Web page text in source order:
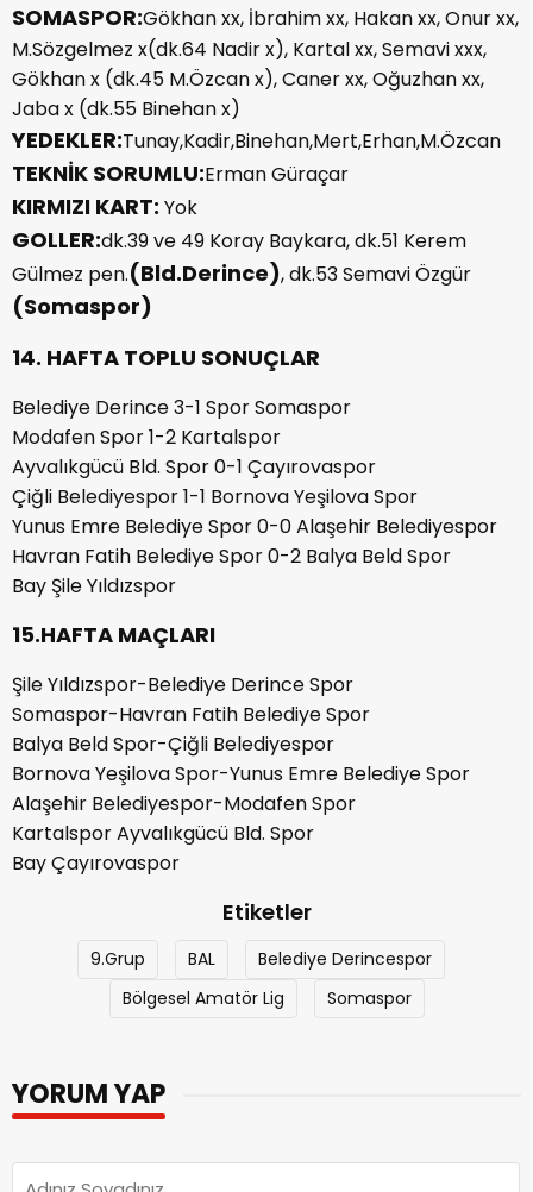
SOMASPOR:Gökhan xx, İbrahim xx, Hakan xx, Onur xx,
M.Sözgelmez x(dk.64 Nadir x), Kartal xx, Semavi xxx,
Gökhan x (dk.45 M.Özcan x), Caner xx, Oğuzhan xx,
Jaba x (dk.55 Binehan x)
YEDEKLER:Tunay,Kadir,Binehan,Mert,Erhan,M.Özcan
TEKNİK SORUMLU:Erman Güraçar
KIRMIZI KART: Yok
GOLLER:dk.39 ve 49 Koray Baykara, dk.51 Kerem
Gülmez pen.(Bld.Derince), dk.53 Semavi Özgür
(Somaspor)
14. HAFTA TOPLU SONUÇLAR
Belediye Derince 3-1 Spor Somaspor
Modafen Spor 1-2 Kartalspor
Ayvalıkgücü Bld. Spor 0-1 Çayırovaspor
Çiğli Belediyespor 1-1 Bornova Yeşilova Spor
Yunus Emre Belediye Spor 0-0 Alaşehir Belediyespor
Havran Fatih Belediye Spor 0-2 Balya Beld Spor
Bay Şile Yıldızspor
15.HAFTA MAÇLARI
Şile Yıldızspor-Belediye Derince Spor
Somaspor-Havran Fatih Belediye Spor
Balya Beld Spor-Çiğli Belediyespor
Bornova Yeşilova Spor-Yunus Emre Belediye Spor
Alaşehir Belediyespor-Modafen Spor
Kartalspor Ayvalıkgücü Bld. Spor
Bay Çayırovaspor
Etiketler
9.Grup BAL
Belediye Derincespor
Bölgesel Amatör Lig
Somaspor
YORUM YAP